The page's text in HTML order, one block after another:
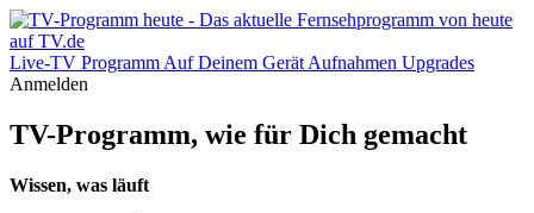
Live-TV Programm Auf Deinem Gerät Aufnahmen Upgrades
Anmelden
TV-Programm, wie für Dich gemacht
Wissen, was läuft